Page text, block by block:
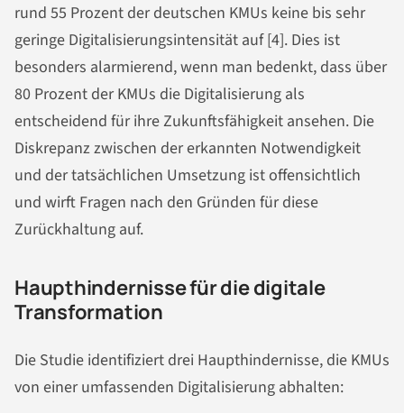
rund 55 Prozent der deutschen KMUs keine bis sehr
geringe Digitalisierungsintensität auf [4]. Dies ist
besonders alarmierend, wenn man bedenkt, dass über
80 Prozent der KMUs die Digitalisierung als
entscheidend für ihre Zukunftsfähigkeit ansehen. Die
Diskrepanz zwischen der erkannten Notwendigkeit
und der tatsächlichen Umsetzung ist offensichtlich
und wirft Fragen nach den Gründen für diese
Zurückhaltung auf.
Haupthindernisse für die digitale
Transformation
Die Studie identifiziert drei Haupthindernisse, die KMUs
von einer umfassenden Digitalisierung abhalten: